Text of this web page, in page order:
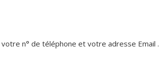
votre n° de téléphone et votre adresse Email .